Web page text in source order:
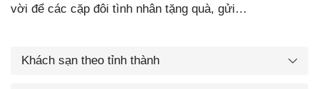
vời để các cặp đôi tình nhân tặng quà, gửi…
Khách sạn theo tỉnh thành